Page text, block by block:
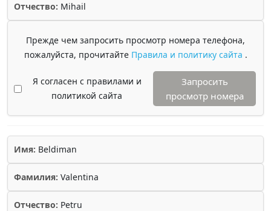
Отчество: Mihail
Прежде чем запросить просмотр номера телефона,
пожалуйста, прочитайте Правила и политику сайта .
Я согласен с правилами и
политикой сайта
Запросить
просмотр номера
Имя: Beldiman
Фамилия: Valentina
Отчество: Petru